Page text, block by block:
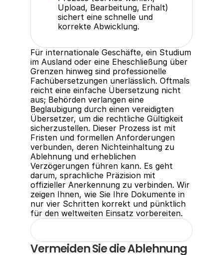
Upload, Bearbeitung, Erhalt)
sichert eine schnelle und
korrekte Abwicklung.
Für internationale Geschäfte, ein Studium
im Ausland oder eine Eheschließung über
Grenzen hinweg sind professionelle
Fachübersetzungen unerlässlich. Oftmals
reicht eine einfache Übersetzung nicht
aus; Behörden verlangen eine
Beglaubigung durch einen vereidigten
Übersetzer, um die rechtliche Gültigkeit
sicherzustellen. Dieser Prozess ist mit
Fristen und formellen Anforderungen
verbunden, deren Nichteinhaltung zu
Ablehnung und erheblichen
Verzögerungen führen kann. Es geht
darum, sprachliche Präzision mit
offizieller Anerkennung zu verbinden. Wir
zeigen Ihnen, wie Sie Ihre Dokumente in
nur vier Schritten korrekt und pünktlich
für den weltweiten Einsatz vorbereiten.
Vermeiden Sie die Ablehnung